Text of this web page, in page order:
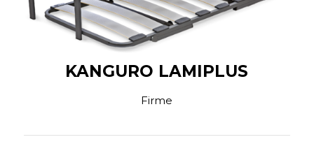
KANGURO LAMIPLUS
Firme